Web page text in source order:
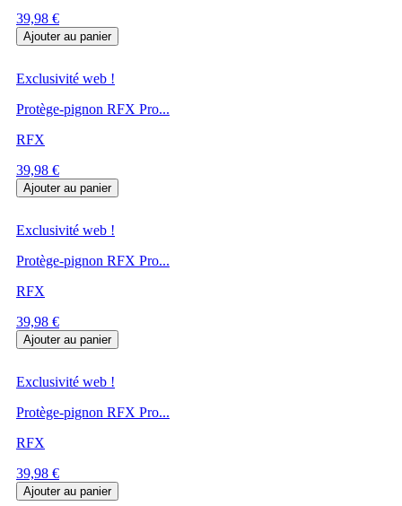
Prix
39,98 €
Ajouter au panier
Exclusivité web !
Protège-pignon RFX Pro...
RFX
Prix
39,98 €
Ajouter au panier
Exclusivité web !
Protège-pignon RFX Pro...
RFX
Prix
39,98 €
Ajouter au panier
Exclusivité web !
Protège-pignon RFX Pro...
RFX
Prix
39,98 €
Ajouter au panier